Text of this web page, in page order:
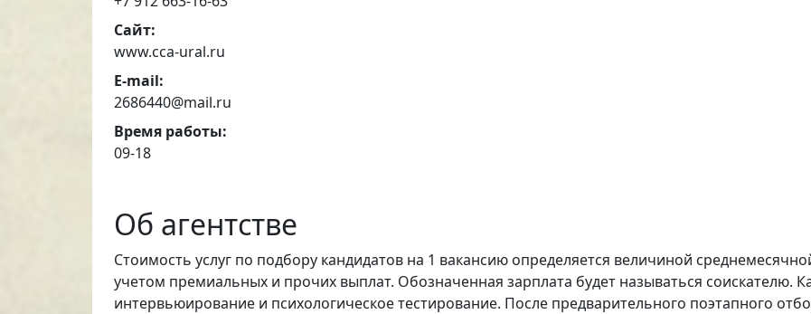
Сайт:
www.cca-ural.ru
E-mail:
2686440@mail.ru
Время работы:
09-18
Об агентстве
Стоимость услуг по подбору кандидатов на 1 вакансию определяется величиной
учетом премиальных и прочих выплат. Обозначенная зарплата будет называться соискателю.
интервьюирование и психологическое тестирование. После предварительного поэтапного